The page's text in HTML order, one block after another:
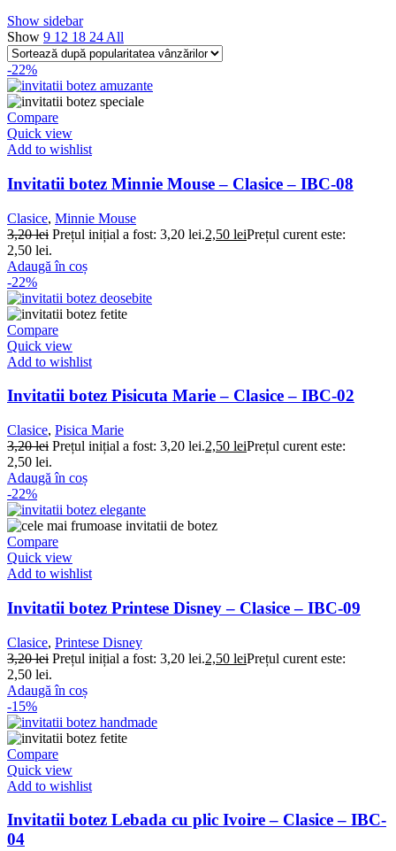
Show sidebar
Show 9 12 18 24 All
-22%
Compare
Quick view
Add to wishlist
Invitatii botez Minnie Mouse – Clasice – IBC-08
Clasice, Minnie Mouse
3,20lei Prețul inițial a fost: 3,20 lei.2,50 leiPrețul curent este:
2,50 lei.
Adaugă în coș
-22%
Compare
Quick view
Add to wishlist
Invitatii botez Pisicuta Marie – Clasice – IBC-02
Clasice, Pisica Marie
3,20lei Prețul inițial a fost: 3,20 lei.2,50 leiPrețul curent este:
2,50 lei.
Adaugă în coș
-22%
Compare
Quick view
Add to wishlist
Invitatii botez Printese Disney – Clasice – IBC-09
Clasice, Printese Disney
3,20lei Prețul inițial a fost: 3,20 lei.2,50 leiPrețul curent este:
2,50 lei.
Adaugă în coș
-15%
Compare
Quick view
Add to wishlist
Invitatii botez Lebada cu plic Ivoire – Clasice – IBC-
04